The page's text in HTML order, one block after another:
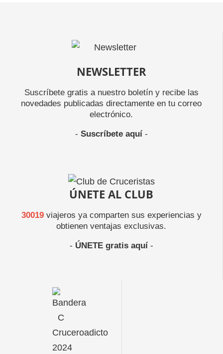
NEWSLETTER
Suscríbete gratis a nuestro boletín y recibe las
novedades publicadas directamente en tu correo
electrónico.
- Suscríbete aquí-
ÚNETE AL CLUB
30019viajeros ya comparten sus experiencias y
obtienen ventajas exclusivas.
- ÚNETE gratis aquí-